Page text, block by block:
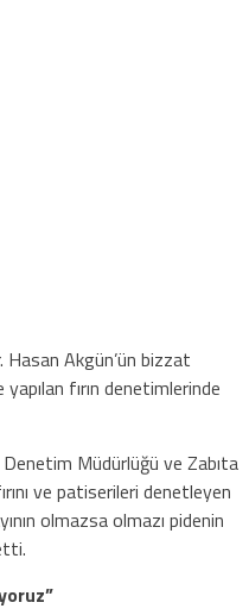
Hasan Akgün’ün bizzat
fırın denetimlerinde
Müdürlüğü ve Zabıta
ve patiserileri denetleyen
olmazsa olmazı pidenin